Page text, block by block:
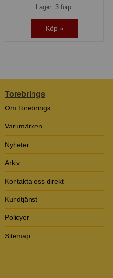
Lager: 3 förp.
Köp »
Torebrings
Om Torebrings
Varumärken
Nyheter
Arkiv
Kontakta oss direkt
Kundtjänst
Policyer
Sitemap